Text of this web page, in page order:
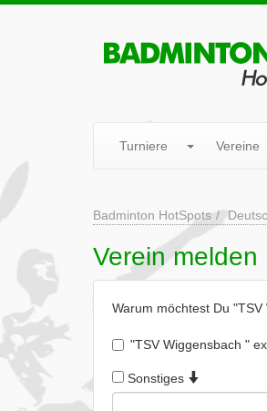
Turniere Vereine
Badminton HotSpots
Verein melden
Warum möchtest Du
"TSV Wiggensbach "
Sonstiges